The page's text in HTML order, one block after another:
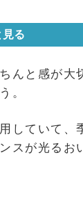
んと感が
。
していて、
スが光るお